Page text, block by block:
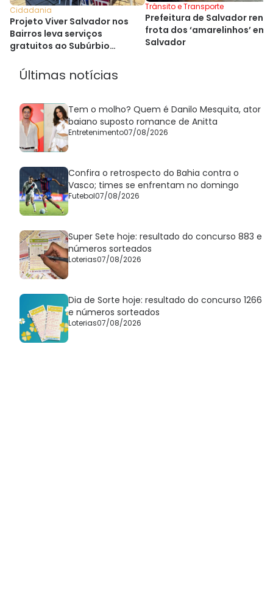
Cidadania
Projeto Viver Salvador nos
Bairros leva serviços
gratuitos ao Subúrbio
Trânsito e Transporte
Prefeitura de Salvador
frota dos ‘amarelinhos’ em
Salvador
Últimas notícias
Tem o molho? Quem é Danilo Mesquita, ator
baiano suposto romance de Anitta
Entretenimento07/08/2026
Confira o retrospecto do Bahia contra o
Vasco; times se enfrentam no domingo
Futebol07/08/2026
Super Sete hoje: resultado do concurso 883 e
números sorteados
Loterias07/08/2026
Dia de Sorte hoje: resultado do concurso 1266
e números sorteados
Loterias07/08/2026